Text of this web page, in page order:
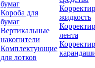
бумаг
Короба для
бумаг
Вертикальные
накопители
Комплектующие
для лотков
жидкость
лента